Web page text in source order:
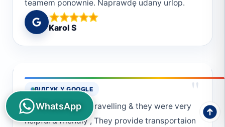
teamem ponownie. Naprawdę udany urlop.
Karol S
ВІДГУК У GOOGLE "
First time for solo travelling & they were very
helpful & friendly , They provide transportaion
WhatsApp